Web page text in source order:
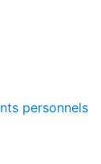
personnels